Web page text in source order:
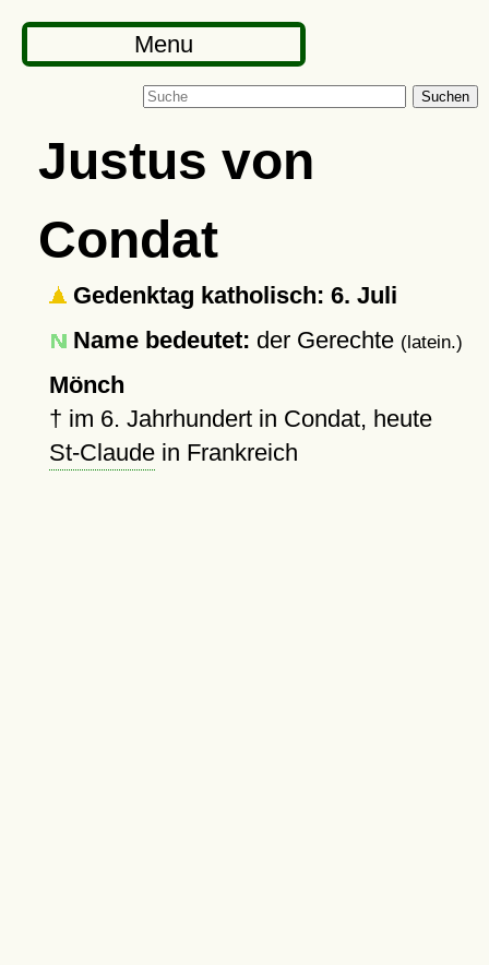
Menu
Suchen
Justus von
Condat
Gedenktag katholisch: 6. Juli
Name bedeutet: der Gerechte (latein.)
Mönch
† im 6. Jahrhundert in Condat, heute
St-Claudein Frankreich